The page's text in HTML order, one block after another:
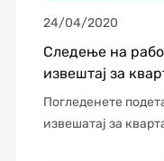
24/04/2020
Следење на
извештај за
Погледенете
извешатај за